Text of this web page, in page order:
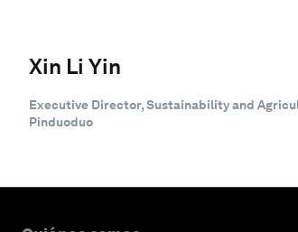
Xin Li Yin
Executive Director, Sustainability and
Pinduoduo